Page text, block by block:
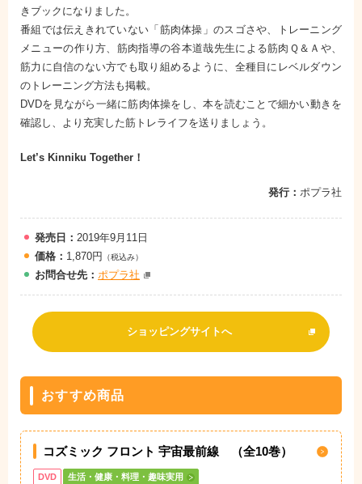
きブックになりました。
番組では伝えきれていない「筋肉体操」のスゴさや、トレーニング
メニューの作り方、筋肉指導の谷本道哉先生による筋肉Ｑ＆Ａや、
筋力に自信のない方でも取り組めるように、全種目にレベルダウン
のトレーニング方法も掲載。
DVDを見ながら一緒に筋肉体操をし、本を読むことで細かい動きを
確認し、より充実した筋トレライフを送りましょう。
Let’s Kinniku Together！
発行： ポプラ社
発売日： 2019年9月11日
価格： 1,870円 （税込み）
お問合せ先： ポプラ社
ショッピングサイトへ
おすすめ商品
コズミック フロント 宇宙最前線 （全10巻）
DVD 生活・健康・料理・趣味実用